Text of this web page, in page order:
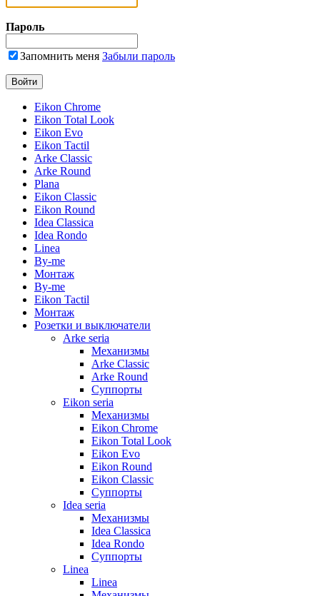
Пароль
Запомнить меня Забыли пароль
Eikon Chrome
Eikon Total Look
Eikon Evo
Eikon Tactil
Arke Classic
Arke Round
Plana
Eikon Classic
Eikon Round
Idea Classica
Idea Rondo
Linea
By-me
Монтаж
By-me
Eikon Tactil
Монтаж
Розетки и выключатели
Arke seria
Механизмы
Arke Classic
Arke Round
Суппорты
Eikon seria
Механизмы
Eikon Chrome
Eikon Total Look
Eikon Evo
Eikon Round
Eikon Classic
Суппорты
Idea seria
Механизмы
Idea Classica
Idea Rondo
Суппорты
Linea
Linea